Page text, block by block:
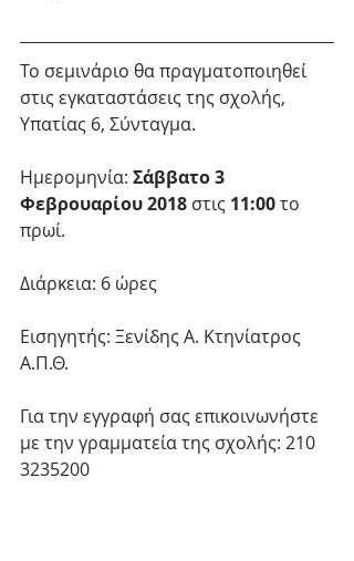
Το σεμινάριο θα πραγματοποιηθεί
στις εγκαταστάσεις της σχολής,
Υπατίας 6, Σύνταγμα.
Ημερομηνία: Σάββατο 3
Φεβρουαρίου 2018 στις 11:00 το
πρωί.
Διάρκεια: 6 ώρες
Εισηγητής: Ξενίδης Α. Κτηνίατρος
Α.Π.Θ.
Για την εγγραφή σας επικοινωνήστε
με την γραμματεία της σχολής: 210
3235200